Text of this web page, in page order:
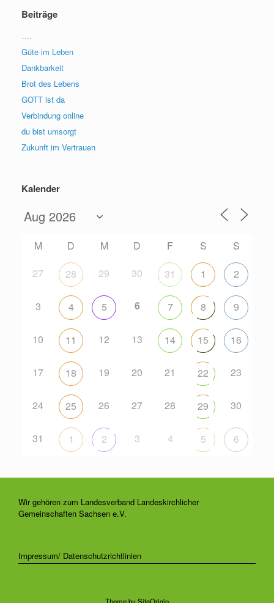
Beiträge
….
Güte im Leben
Dankbarkeit
Brot des Lebens
GOTT ist da
Verbindung online
du bist umsorgt
Zukunft im Vertrauen
Kalender
M D M D F S
S
27
28 29 30 31 1 2
3 4 5 6 7 8 9
10 11 12 13 14 15 16
17 18 19 20 21 22 23
24 25 26 27 28 29 30
31 1 2 3 4 5 6
Wir gehören zum Landesverband Landeskirchlicher
Gemeinschaften Sachsen e.V.
Impressum/ Datenschutzrichtlinien